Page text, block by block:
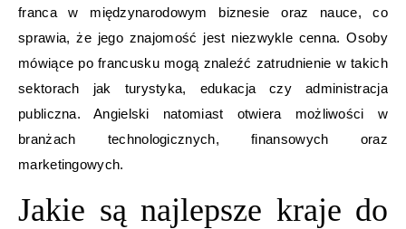
franca w międzynarodowym biznesie oraz nauce, co
sprawia, że jego znajomość jest niezwykle cenna. Osoby
mówiące po francusku mogą znaleźć zatrudnienie w takich
sektorach jak turystyka, edukacja czy administracja
publiczna. Angielski natomiast otwiera możliwości w
branżach technologicznych, finansowych oraz
marketingowych.
Jakie są najlepsze kraje do